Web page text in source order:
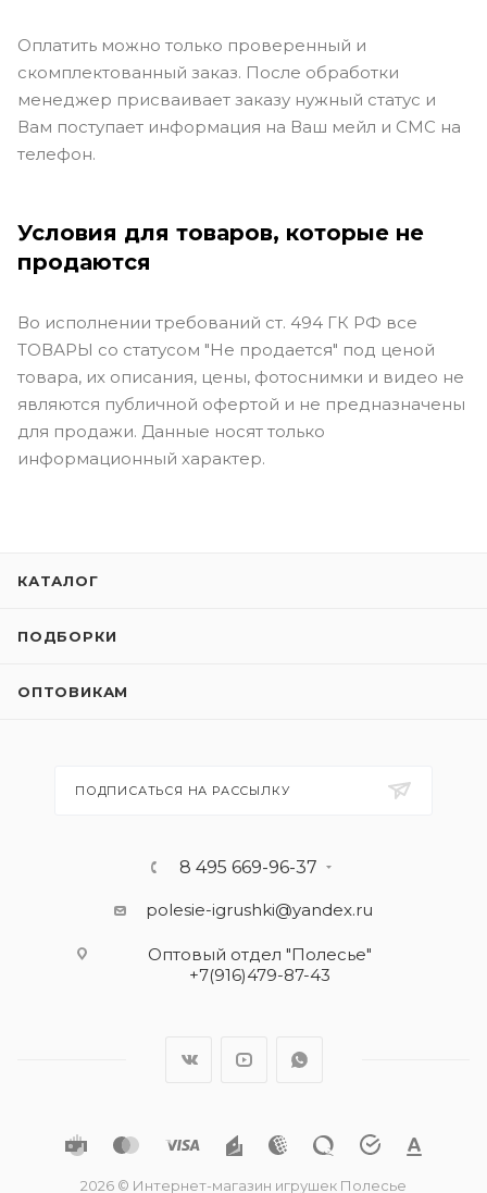
Оплатить можно только проверенный и
скомплектованный заказ. После обработки
менеджер присваивает заказу нужный статус и
Вам поступает информация на Ваш мейл и СМС на
телефон.
Условия для товаров, которые не
продаются
Во исполнении требований ст. 494 ГК РФ все
ТОВАРЫ со статусом "Не продается" под ценой
товара, их описания, цены, фотоснимки и видео не
являются публичной офертой и не предназначены
для продажи. Данные носят только
информационный характер.
КАТАЛОГ
ПОДБОРКИ
ОПТОВИКАМ
ПОДПИСАТЬСЯ НА РАССЫЛКУ
8 495 669-96-37
polesie-igrushki@yandex.ru
Оптовый отдел "Полесье"
+7(916)479-87-43
2026 © Интернет-магазин игрушек Полесье